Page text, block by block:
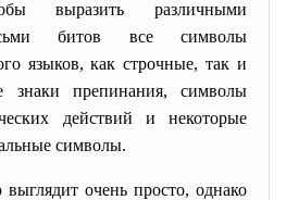
выразить различными
битов все символы
языков, как строчные, так и
знаки препинания, символы
действий и некоторые
символы.
очень просто, однако